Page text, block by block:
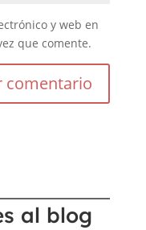
y web en
que comente.
al blog